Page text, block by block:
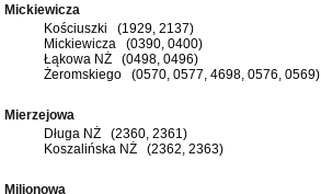
Mickiewicza
Kościuszki (1929, 2137)
Mickiewicza (0390, 0400)
Łąkowa NŻ (0498, 0496)
Żeromskiego (0570, 0577, 4698, 0576, 0569)
Mierzejowa
Długa NŻ (2360, 2361)
Koszalińska NŻ (2362, 2363)
Milionowa